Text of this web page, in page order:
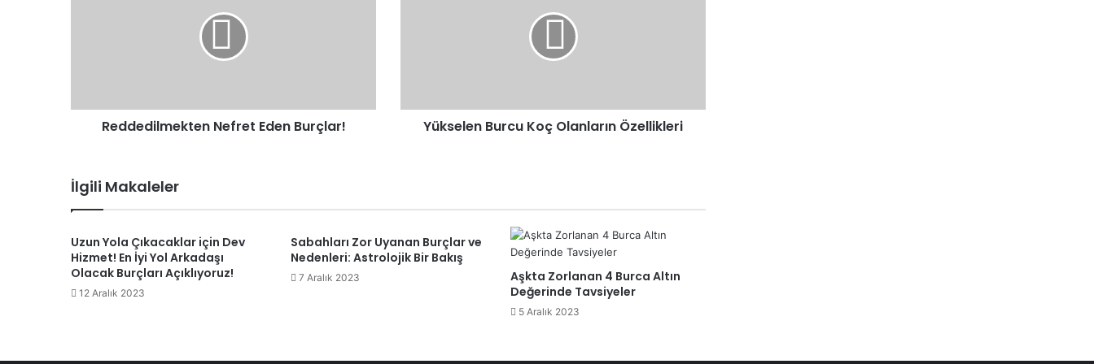
Reddedilmekten Nefret Eden Burçlar! Yükselen Burcu Koç Olanların Özellikleri
İlgili Makaleler
Uzun Yola Çıkacaklar için Dev
Hizmet! En İyi Yol Arkadaşı
Olacak Burçları Açıklıyoruz!
12 Aralık 2023
Sabahları Zor Uyanan Burçlar ve
Nedenleri: Astrolojik Bir Bakış
7 Aralık 2023
Aşkta Zorlanan 4 Burca Altın
Değerinde Tavsiyeler
5 Aralık 2023